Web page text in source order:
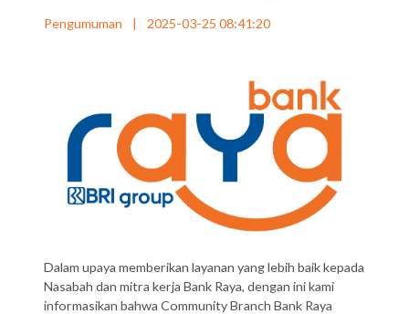
Pengumuman | 2025-03-25 08:41:20
Dalam upaya memberikan layanan yang lebih baik kepada
Nasabah dan mitra kerja Bank Raya, dengan ini kami
informasikan bahwa Community Branch Bank Raya